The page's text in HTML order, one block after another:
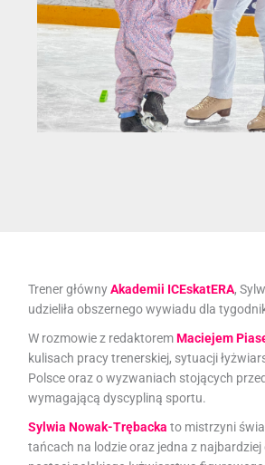
Trener głównyAkademii ICEskatERA,
udzieliła obszernego wywiadu dla
W rozmowie z redaktoremMaciejem
kulisach pracy trenerskiej, sytuacji
Polsce oraz o wyzwaniach stojących
wymagającą dyscypliną sportu.
Sylwia Nowak-Trębacka to mistrzyni
tańcach na lodzie oraz jedna z